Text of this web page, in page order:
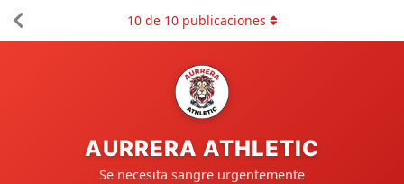
AURRERA ATHLETIC
Se necesita sangre urgentemente
10de 10publicaciones